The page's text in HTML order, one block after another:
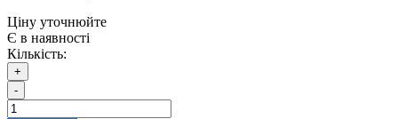
Ціну уточнюйте
Є в наявності
Кількість:
+
-